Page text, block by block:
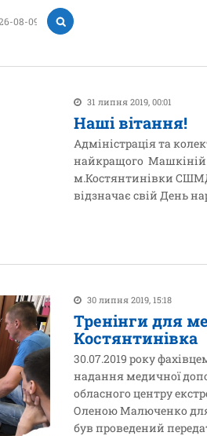
31 липня 2019, 00:01
Наші вітання!
Адміністрація та
найкращого Машкіній
м.Костянтинівки
відзначає свій День
30 липня 2019, 15:18
Тренінги для
Костянтинівка
30.07.2019 року
надання медичної
обласного центру
Оленою Малюченко
був проведений